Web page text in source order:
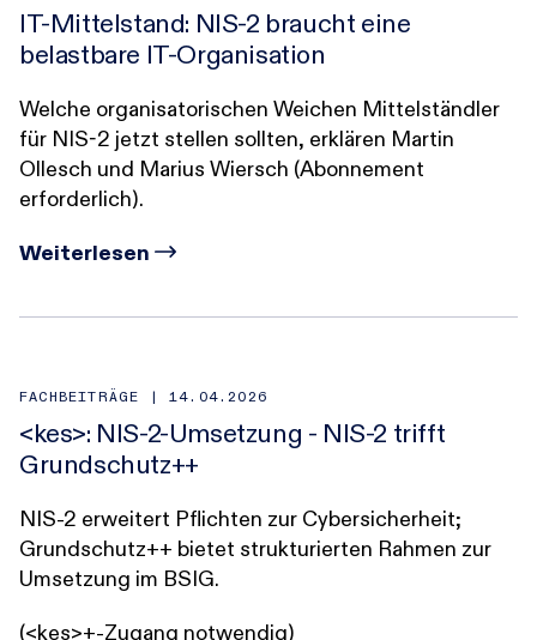
IT-Mittelstand: NIS-2 braucht eine
belastbare IT-Organisation
Welche organisatorischen Weichen Mittelständler
für NIS-2 jetzt stellen sollten, erklären Martin
Ollesch und Marius Wiersch (Abonnement
erforderlich).
Weiterlesen
FACHBEITRÄGE | 14.04.2026
<kes>: NIS-2-Umsetzung - NIS-2 trifft
Grundschutz++
NIS‑2 erweitert Pflichten zur Cybersicherheit;
Grundschutz++ bietet strukturierten Rahmen zur
Umsetzung im BSIG.
(<kes>+-Zugang notwendig)